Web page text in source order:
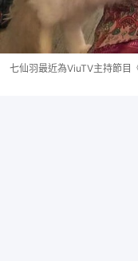
七仙羽最近為ViuTV主持節目